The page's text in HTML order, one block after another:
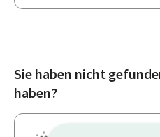
Sie haben nicht
haben?